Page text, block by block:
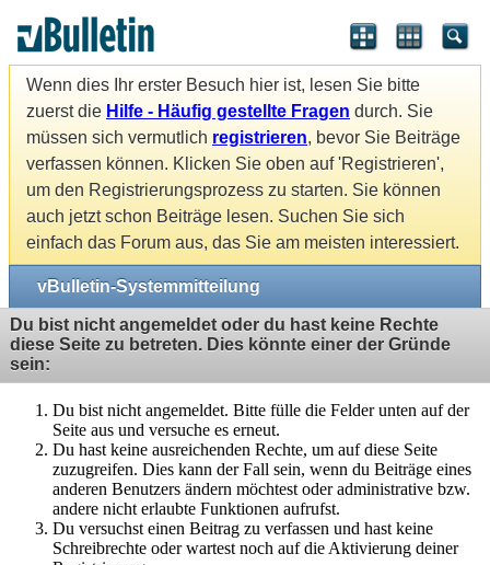
Wenn dies Ihr erster Besuch hier ist, lesen Sie bitte
zuerst die Hilfe - Häufig gestellte Fragen durch. Sie
müssen sich vermutlich registrieren, bevor Sie Beiträge
verfassen können. Klicken Sie oben auf 'Registrieren',
um den Registrierungsprozess zu starten. Sie können
auch jetzt schon Beiträge lesen. Suchen Sie sich
einfach das Forum aus, das Sie am meisten interessiert.
vBulletin-Systemmitteilung
Du bist nicht angemeldet oder du hast keine Rechte
diese Seite zu betreten. Dies könnte einer der Gründe
sein:
Du bist nicht angemeldet. Bitte fülle die Felder unten auf der
Seite aus und versuche es erneut.
Du hast keine ausreichenden Rechte, um auf diese Seite
zuzugreifen. Dies kann der Fall sein, wenn du Beiträge eines
anderen Benutzers ändern möchtest oder administrative bzw.
andere nicht erlaubte Funktionen aufrufst.
Du versuchst einen Beitrag zu verfassen und hast keine
Schreibrechte oder wartest noch auf die Aktivierung deiner